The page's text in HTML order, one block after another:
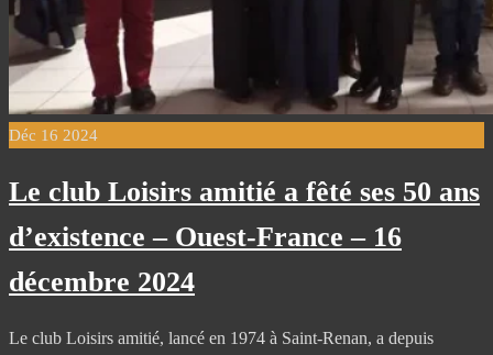
Déc 16 2024
Le club Loisirs amitié a fêté ses 50 ans
d’existence – Ouest-France – 16
décembre 2024
Le club Loisirs amitié, lancé en 1974 à Saint-Renan, a depuis